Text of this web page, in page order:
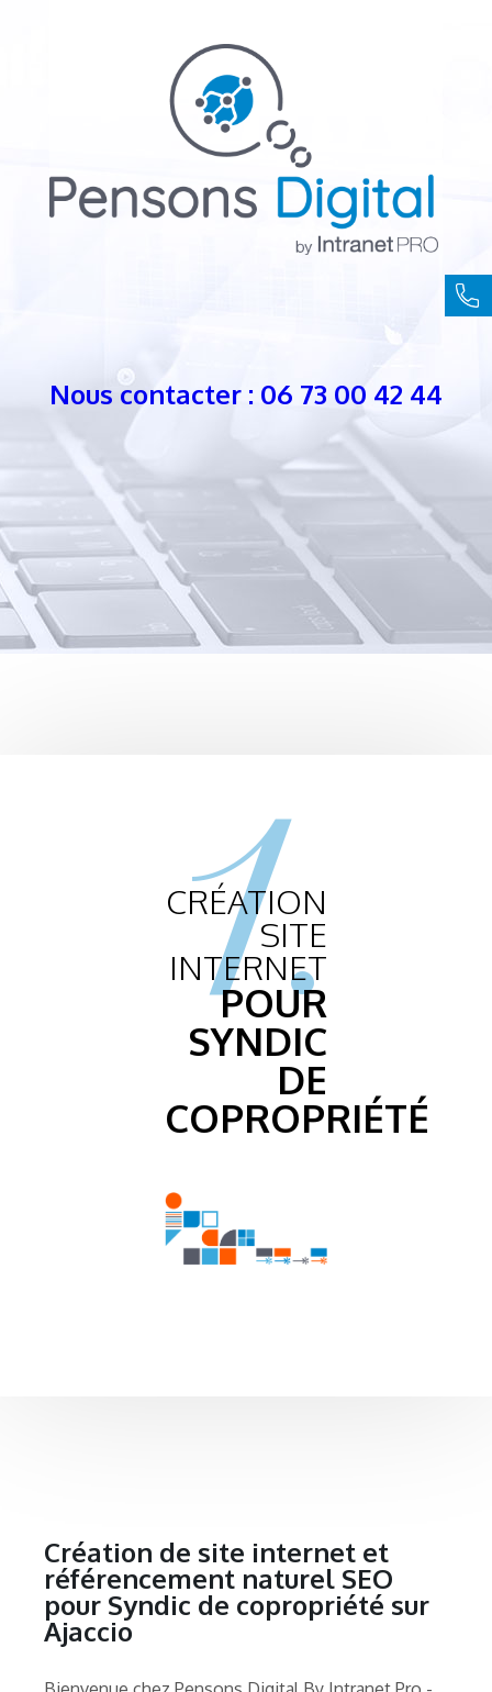
Nous contacter : 06 73 00 42 44
1.
CRÉATION
SITE
INTERNET
POUR
SYNDIC
DE
COPROPRIÉTÉ
Création de site internet et
référencement naturel SEO
pour Syndic de copropriété sur
Ajaccio